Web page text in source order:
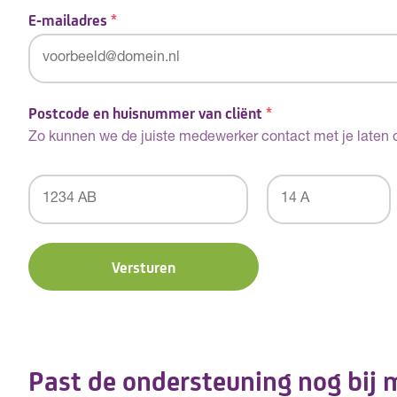
E-mailadres *
Postcode en huisnummer van cliënt *
Zo kunnen we de juiste medewerker contact met je laten
Postcode
Huisnummer
Versturen
Past de ondersteuning nog bij